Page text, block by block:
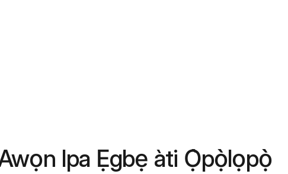
Ipa Ẹgbẹ àti Ọ̀pọ̀lọpọ̀